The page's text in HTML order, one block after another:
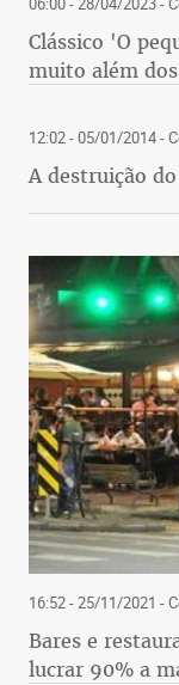
Clássico 'O
muito além
12:02 - 05/01/2014-
A destruição
16:52 - 25/11/2021 -
Bares e
lucrar 90% a